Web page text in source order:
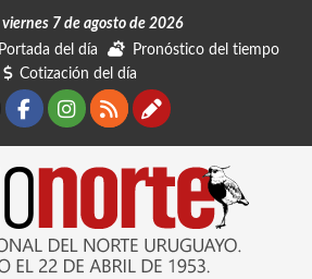
viernes 7 de agosto de 2026
Portada del día
Pronóstico del tiempo
Cotización del día
Facebook
Instagram
RSSContáctanos